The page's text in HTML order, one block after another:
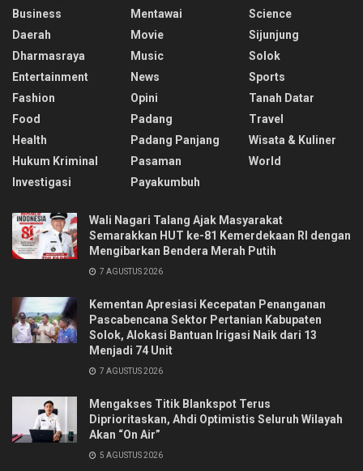
Business
Daerah
Dharmasraya
Entertainment
Fashion
Food
Health
Hukum Kriminal
Investigasi
Mentawai
Movie
Music
News
Opini
Padang
Padang Panjang
Pasaman
Payakumbuh
Science
Sijunjung
Solok
Sports
Tanah Datar
Travel
Wisata & Kuliner
World
Wali Nagari Talang Ajak Masyarakat
Semarakkan HUT ke-81 Kemerdekaan RI dengan
Mengibarkan Bendera Merah Putih
7 AGUSTUS 2026
Kementan Apresiasi Kecepatan Penanganan
Pascabencana Sektor Pertanian Kabupaten
Solok, Alokasi Bantuan Irigasi Naik dari 13
Menjadi 74 Unit
7 AGUSTUS 2026
Mengakses Titik Blankspot Terus
Diprioritaskan, Ahdi Optimistis Seluruh Wilayah
Akan “On Air”
5 AGUSTUS 2026